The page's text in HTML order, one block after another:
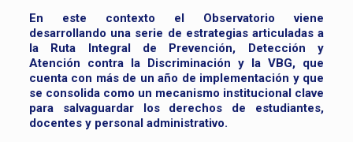
En este contexto el Observatorio viene
desarrollando una serie de estrategias articuladas a
la Ruta Integral de Prevención, Detección y
Atención contra la Discriminación y la VBG, que
cuenta con más de un año de implementación y que
se consolida como un mecanismo institucional clave
para salvaguardar los derechos de estudiantes,
docentes y personal administrativo.